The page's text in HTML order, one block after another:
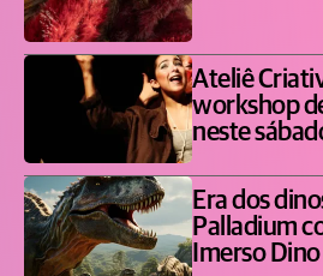
Ateliê
workshop
neste
Era dos
Palladium
Imerso